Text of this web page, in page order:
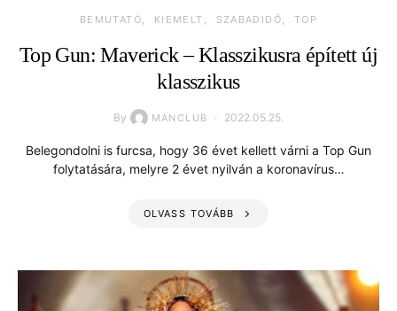
BEMUTATÓ KIEMELT SZABADIDŐ TOP
Top Gun: Maverick – Klasszikusra épített új
klasszikus
By MANCLUB 2022.05.25.
Belegondolni is furcsa, hogy 36 évet kellett várni a Top Gun
folytatására, melyre 2 évet nyilván a koronavírus…
OLVASS TOVÁBB